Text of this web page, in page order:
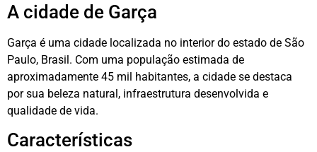
A cidade de Garça
Garça é uma cidade localizada no interior do estado de São
Paulo, Brasil. Com uma população estimada de
aproximadamente 45 mil habitantes, a cidade se destaca
por sua beleza natural, infraestrutura desenvolvida e
qualidade de vida.
Características